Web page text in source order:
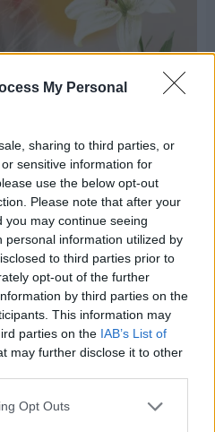
My Personal
sharing to third parties, or
sensitive information for
use the below opt-out
Please note that after your
may continue seeing
personal information utilized by
to third parties prior to
opt-out of the further
by third parties on the
This information may
parties on the IAB’s List of
may further disclose it to other
Opt Outs
με μεγάλο